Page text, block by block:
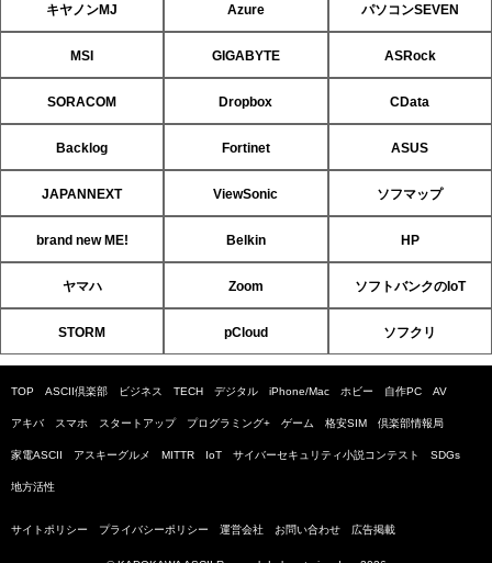
キヤノンMJ Azure パソコンSEVEN
MSI GIGABYTE ASRock
SORACOM Dropbox CData
Backlog Fortinet ASUS
JAPANNEXT ViewSonic ソフマップ
brand new ME! Belkin HP
ヤマハ Zoom ソフトバンクのIoT
STORM pCloud ソフクリ
TOP ASCII倶楽部 ビジネス TECH デジタル iPhone/Mac ホビー 自作PC AV
アキバ スマホ スタートアップ プログラミング+ ゲーム 格安SIM 倶楽部情報局
家電ASCII アスキーグルメ MITTR IoT サイバーセキュリティ小説コンテスト SDGs
地方活性
サイトポリシー プライバシーポリシー 運営会社 お問い合わせ 広告掲載